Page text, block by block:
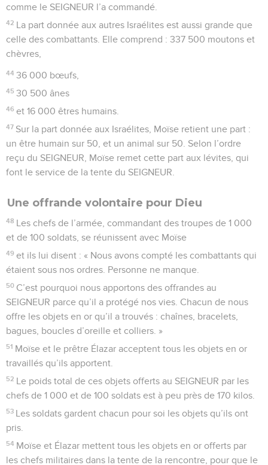
comme le SEIGNEUR l’a commandé.
42 La part donnée aux autres Israélites est aussi grande que
celle des combattants. Elle comprend : 337 500 moutons et
chèvres,
44 36 000 bœufs,
45 30 500 ânes
46 et 16 000 êtres humains.
47 Sur la part donnée aux Israélites, Moïse retient une part :
un être humain sur 50, et un animal sur 50. Selon l’ordre
reçu du SEIGNEUR, Moïse remet cette part aux lévites, qui
font le service de la tente du SEIGNEUR.
Une offrande volontaire pour Dieu
48 Les chefs de l’armée, commandant des troupes de 1 000
et de 100 soldats, se réunissent avec Moïse
49 et ils lui disent : « Nous avons compté les combattants qui
étaient sous nos ordres. Personne ne manque.
50 C’est pourquoi nous apportons des offrandes au
SEIGNEUR parce qu’il a protégé nos vies. Chacun de nous
offre les objets en or qu’il a trouvés : chaînes, bracelets,
bagues, boucles d’oreille et colliers. »
51 Moïse et le prêtre Élazar acceptent tous les objets en or
travaillés qu’ils apportent.
52 Le poids total de ces objets offerts au SEIGNEUR par les
chefs de 1 000 et de 100 soldats est à peu près de 170 kilos.
53 Les soldats gardent chacun pour soi les objets qu’ils ont
pris.
54 Moïse et Élazar mettent tous les objets en or offerts par
les chefs militaires dans la tente de la rencontre, pour que le